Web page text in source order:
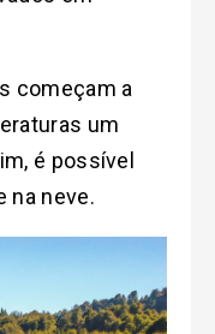
começam a
um
é possível
na neve.